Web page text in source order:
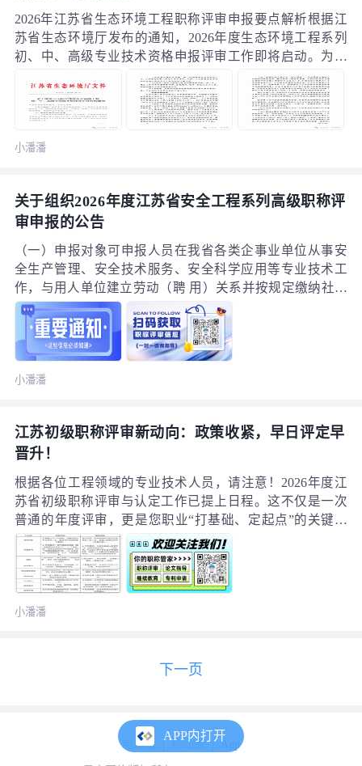
2026年江苏省生态环境工程职称评审申报要点解析根据江
苏省生态环境厅发布的通知，2026年度生态环境工程系列
初、中、高级专业技术资格申报评审工作即将启动。为帮
助广大专业技术人员高效准备，现将关键信息与要点梳理
如下：一、 重要时间节点1. 系统申报时间：评审申报（助
理工程师、工程师、高级工程师、正高级工程师）：2026
年6月15日9:00至7月15日24:00。初定申报（满足直接初定
条件人员）：2026年6月15日9:00至9月30日24:00。
小潘潘
关于组织2026年度江苏省安全工程系列高级职称评
审申报的公告
（一）申报对象可申报人员在我省各类企事业单位从事安
全生产管理、安全技术服务、安全科学应用等专业技术工
作，与用人单位建立劳动（聘 用）关系并按规定缴纳社会
保险的专业技术人才；在我省就业的安全工程领域自由职
业者、港澳台专业技术人员；持有效外国人来华工作许可
证或江苏省海外高层次人才居住证的外籍人员。不得申报
人员公务员及参照公务员法管理的事业单位工作人员；已
办理离休、退休手续的人员；受党纪、政务或行政处分，
小潘潘
江苏初级职称评审新动向：政策收紧，早日评定早
晋升！
根据各位工程领域的专业技术人员，请注意！2026年度江
苏省初级职称评审与认定工作已提上日程。这不仅是一次
普通的年度评审，更是您职业“打基础、定起点”的关键一
步。今年初级的政策风向有哪些值得关注的变化？申报条
件究竟如何？将为您带来最清晰的解读。一、准入门槛正
在细化拔高过去，很多人认为初级职称“可有可无”。但现
在，情况已大不相同。根据江苏省及各市人社局的最新文
件规定，想取得中级职称，必须先拥有初级职称并满足规
小潘潘
下一页
APP内打开
电脑版 移动版 App